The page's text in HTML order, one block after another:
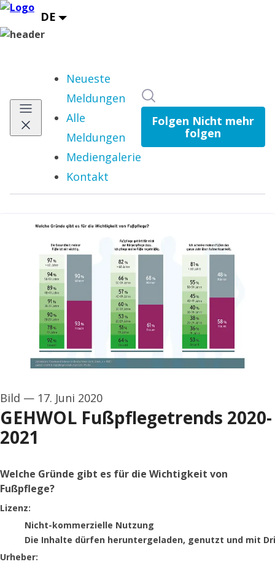
Neueste
Meldungen
Alle
Meldungen
Mediengalerie
Kontakt
Folgen Nicht mehr
folgen
Bild — 17. Juni 2020
GEHWOL Fußpflegetrends 2020-
2021
Welche Gründe gibt es für die Wichtigkeit von
Fußpflege?
Eduard Gerlach GmbH
Lizenz:
Nicht-kommerzielle Nutzung
Die Inhalte dürfen heruntergeladen, genutzt und mit
Urheber: